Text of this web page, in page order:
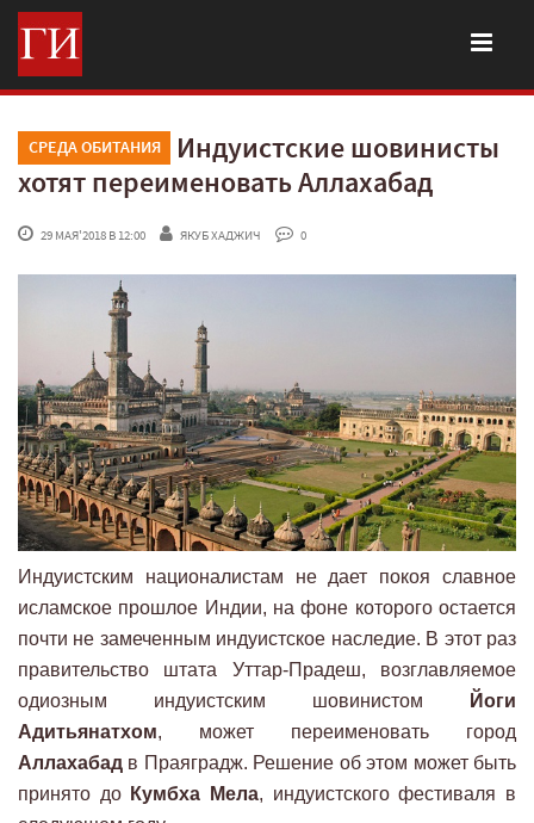
СРЕДА ОБИТАНИЯ
Индуистские шовинисты
хотят переименовать Аллахабад
29 МАЯ'2018 В 12:00 ЯКУБ ХАДЖИЧ 0
Индуистским националистам не дает покоя славное
исламское прошлое Индии, на фоне которого остается
почти не замеченным индуистское наследие. В этот раз
правительство штата Уттар-Прадеш, возглавляемое
одиозным индуистским шовинистом
Йоги
Адитьянатхом, может переименовать город
Аллахабад в Праяградж. Решение об этом может быть
принято до Кумбха Мела, индуистского фестиваля в